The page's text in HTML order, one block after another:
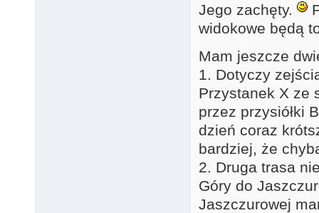
Jego zachęty.
widokowe będą
Mam jeszcze
1. Dotyczy
Przystanek X ze
przez przysiółki
dzień coraz
bardziej, że
2. Druga trasa
Góry do
Jaszczurowej